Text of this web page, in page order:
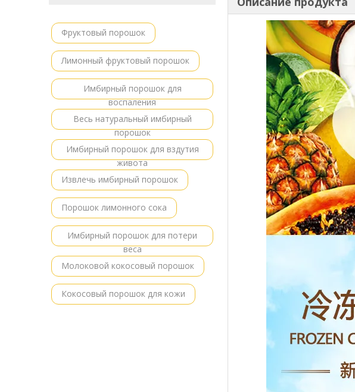
Фруктовый порошок
Лимонный фруктовый порошок
Имбирный порошок для
воспаления
Весь натуральный имбирный
порошок
Имбирный порошок для вздутия
живота
Извлечь имбирный порошок
Порошок лимонного сока
Имбирный порошок для потери
веса
Молоковой кокосовый порошок
Кокосовый порошок для кожи